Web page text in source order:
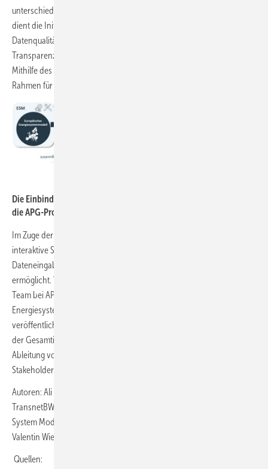
unterschiedlichen Blickwinkeln quantitativ zu ermitteln. Insbesondere
dient die Initiative dem Zweck, die dem Modell zugrunde liegende
Datenqualität (im Kontext der Sektorenkopplung) zu verbessern sowie
Transparenz und Vertrauen in den modellbasierten Ansatz zu fördern.
Mithilfe des ESMs und des Prozesses „ZusammEn2040“ soll der
Rahmen für strategische Netzplanungsprozesse gelegt werden.
Die Einbindung des Stakeholder-Prozesses von ZusammEn2040 in
die APG-Prozesse
Im Zuge der Initiative „ZusammEn2040“ wurde außerdem eine
interaktive Stakeholder-Schnittstelle etabliert, welche die
Dateneingabe sowie die Auswertung von Ergebnissen effizient
ermöglicht. Vertreter der Stakeholder werden dabei vom Experten-
Team bei APG begleitet und können bei Interesse auch eigene
Energiesystemvisionen über die Website
veröffentlichen. Mit „ZusammEn2040“ sollen eine „Best-Practice“ bei
der Gesamtinterpretation von Energiesystemen und der direkten
Ableitung von Visionen geschaffen und die Vernetzung zwischen den
Stakeholdern gefördert werden.
Autoren: Ali Tash (Product Owner Energy System Model bei
TransnetBW) und Stefanie Schreiner (Project Manager – Energy
System Modelling bei APG) unter Mitarbeit von Christian Todem,
Valentin Wiedner, Claudia Halici et. al.
Quellen: